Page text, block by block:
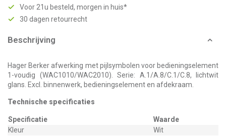
Voor 21u besteld, morgen in huis*
30 dagen retourrecht
Beschrijving
Hager Berker afwerking met pijlsymbolen voor bedieningselement
1-voudig (WAC1010/WAC2010). Serie: A.1/A.8/C.1/C.8, lichtwit
glans. Excl. binnenwerk, bedieningselement en afdekraam.
Technische specificaties
Specificatie
Waarde
Kleur
Wit